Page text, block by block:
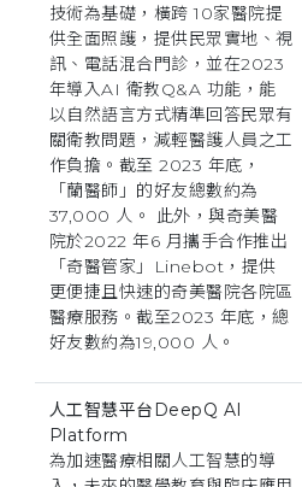
技術為基礎，橫跨 10家醫院提
供全面照護，提供民眾實地、視
訊、電話混合門診，並在2023
年導入AI 衛教Q&A 功能，能
以自然語言方式精準回答民眾有
關衛教問題，減輕醫護人員之工
作負擔。截至 2023 年底，
「蘭醫師」的好友總數約為
37,000 人。 此外，與奇美醫
院於2022 年6 月攜手合作推出
「奇醫管家」Linebot，提供
更便捷且快速的奇美醫院各院區
醫療服務。截至2023 年底，總
好友數約為19,000 人。
人工智慧平台DeepQ AI
Platform
為加速醫療相關人工智慧的導